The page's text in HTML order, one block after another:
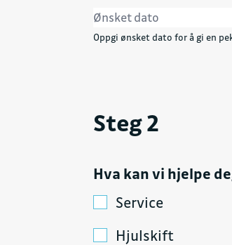
Oppgi ønsket dato for å gi en
Steg 2
Hva kan vi hjelpe
Service
Hjulskift